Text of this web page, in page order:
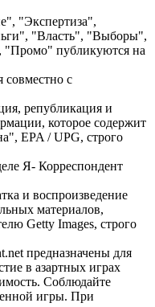
"Экспертиза",
"Власть", "Выборы",
"Промо" публикуются на
совместно с
републикация и
которое содержит
EPA / UPG, строго
Я- Корреспондент
и воспроизведение
материалов,
Getty Images, строго
предназначены для
в азартных играх
Соблюдайте
игры. При